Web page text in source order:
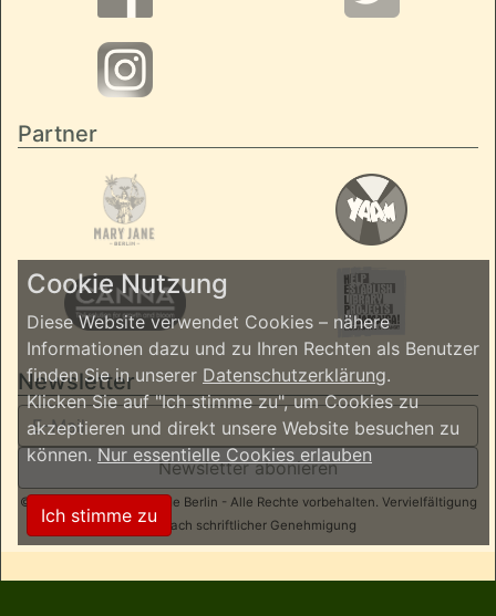
Partner
Newsletter
Newsletter abonieren
© 2026 ReggaeInBerlin.de Berlin - Alle Rechte vorbehalten. Vervielfältigung
nur nach schriftlicher Genehmigung
Cookie Nutzung
Diese Website verwendet Cookies – nähere
Informationen dazu und zu Ihren Rechten als Benutzer
finden Sie in unserer Datenschutzerklärung.
Klicken Sie auf "Ich stimme zu", um Cookies zu
akzeptieren und direkt unsere Website besuchen zu
können.Nur essentielle Cookies erlauben
Ich stimme zu